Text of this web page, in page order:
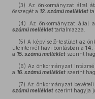
(3) Az önkormányzat által
összegét a 12. számú melléklet
(4) Az önkormányzat által
számú melléklettartalmazza.
(5) A képviselő-testület az
ütemtervét havi bontásban a14.
a 15. számú melléklet szerint
(6) Az önkormányzat
a 16. számú melléklet szerint
(7) Az önkormányzat
számú melléklet szerint hagyja